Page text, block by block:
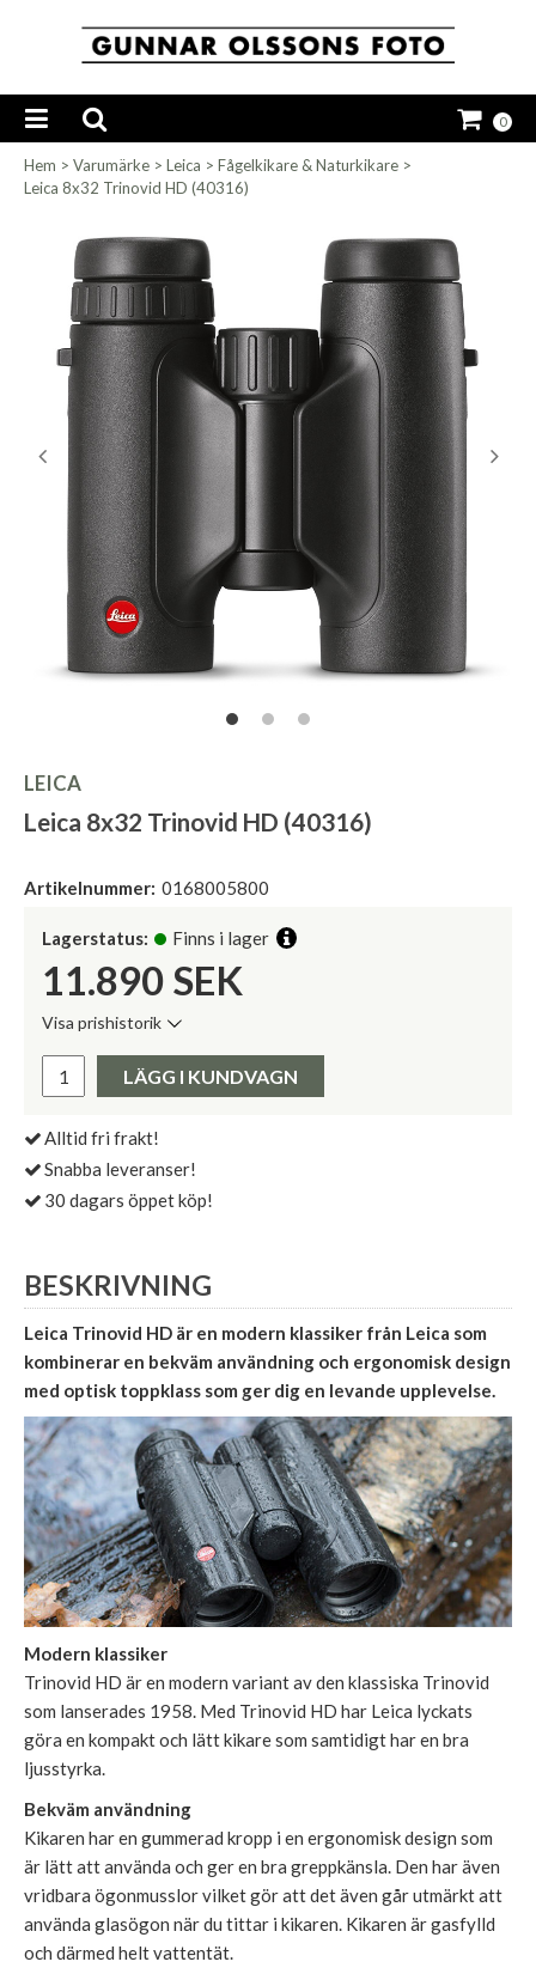
0
Hem > Varumärke > Leica > Fågelkikare & Naturkikare >
Leica 8x32 Trinovid HD (40316)
LEICA
Leica 8x32 Trinovid HD (40316)
Artikelnummer: 0168005800
Lagerstatus: Finns i lager
11.890 SEK
Visa prishistorik
Pris:
LÄGG I KUNDVAGN
Alltid fri frakt!
Snabba leveranser!
30 dagars öppet köp!
BESKRIVNING
Leica Trinovid HD är en modern klassiker från Leica som
kombinerar en bekväm användning och ergonomisk design
med optisk toppklass som ger dig en levande upplevelse.
Modern klassiker
Trinovid HD är en modern variant av den klassiska Trinovid
som lanserades 1958. Med Trinovid HD har Leica lyckats
göra en kompakt och lätt kikare som samtidigt har en bra
ljusstyrka.
Bekväm användning
Kikaren har en gummerad kropp i en ergonomisk design som
är lätt att använda och ger en bra greppkänsla. Den har även
vridbara ögonmusslor vilket gör att det även går utmärkt att
använda glasögon när du tittar i kikaren. Kikaren är gasfylld
och därmed helt vattentät.